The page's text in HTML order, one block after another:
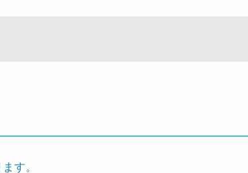
す。